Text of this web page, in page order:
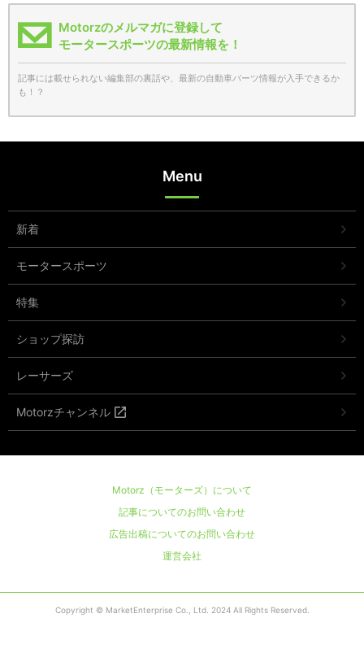
Motorzのメルマガに登録して
モータースポーツの最新情報を！
記事には載せられない編集部の裏話や、最新の自動車パーツ情報が入手できるか
も！？
Menu
新着
モータースポーツ
特集
ショップ探訪
レーサーズ
Motorzチャンネル
Motorz（モーターズ）について
記事についてのお問い合わせ
広告出稿についてのお問い合わせ
運営会社
Copyright © MarketEnterprise Co., Ltd. 2024 All Rights Reserved.